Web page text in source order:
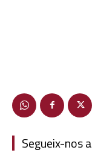
Segueix-nos